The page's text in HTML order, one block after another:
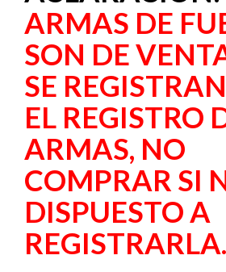
ARMAS DE
SON DE
SE
EL REGISTRO
ARMAS, NO
COMPRAR SI
DISPUESTO A
REGISTRARLA.